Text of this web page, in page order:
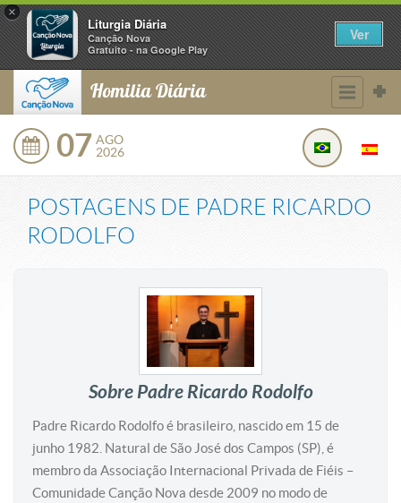
×
Liturgia Diária
Canção Nova
Gratuito - na Google Play
Ver
Homilia Diária
07 AGO
2026
POSTAGENS DE PADRE RICARDO
RODOLFO
Sobre Padre Ricardo Rodolfo
Padre Ricardo Rodolfo é brasileiro, nascido em 15 de
junho 1982. Natural de São José dos Campos (SP), é
membro da Associação Internacional Privada de Fiéis –
Comunidade Canção Nova desde 2009 no modo de